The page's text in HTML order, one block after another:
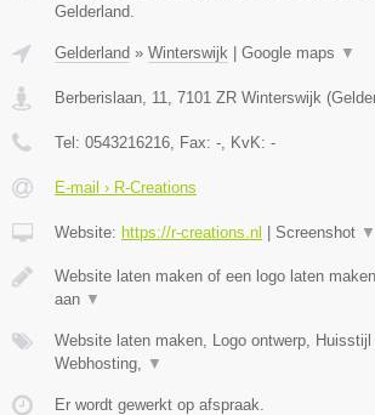
Gelderland.
Gelderland » Winterswijk | Google maps ▼
Berberislaan, 11 7101 ZR Winterswijk (
Tel: 0543216216 , Fax: - , KvK: -
E-mail › R-Creations
Website: https://r-creations.nl | Screenshot ▼
Website laten maken of een logo laten
aan ▼
Website laten maken, Logo ontwerp, Huisstijl
Webhosting,
▼
Er wordt gewerkt op afspraak.